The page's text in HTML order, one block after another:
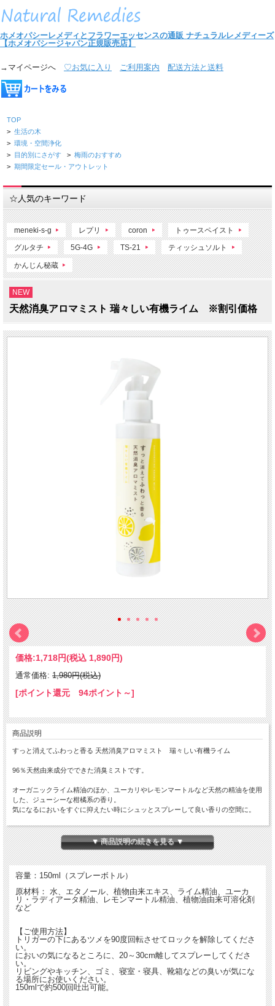
ホメオパシーレメディとフラワーエッセンスの通販 ナチュラルレメディーズ
【ホメオパシージャパン正規販売店】
→マイページへ ♡お気に入り ご利用案内 配送方法と送料
TOP
> 生活の木
> 環境・空間浄化
> 目的別にさがす > 梅雨のおすすめ
> 期間限定セール・アウトレット
☆人気のキーワード
meneki-s-g レプリ coron トゥースペイスト
グルタチ 5G-4G TS-21 ティッシュソルト
かんじん秘蔵
NEW
天然消臭アロマミスト 瑞々しい有機ライム ※割引価格
価格:1,718円(税込 1,890円)
通常価格: 1,980円(税込)
[ポイント還元 94ポイント～]
商品説明
すっと消えてふわっと香る 天然消臭アロマミスト 瑞々しい有機ライム
96％天然由来成分でできた消臭ミストです。
オーガニックライム精油のほか、ユーカリやレモンマートルなど天然の精油を使用
した、ジューシーな柑橘系の香り。
気になるにおいをすぐに抑えたい時にシュッとスプレーして良い香りの空間に。
リビングやキッチン、ゴミ、寝室・寝具、靴箱などのにおいが気になる場所にお使
いください。
衣類、ソファーやカーテン、洗えないぬいぐるみなどのピンポイント使いも可能で
す。
がありますので予め目立たない部分でお試しください。
☆フレッシュで甘すぎない柑橘系のとてもさわやかな香りで消臭効果があります。
（画像2番目）
▼ 商品説明の続きを見る ▼
容量：150ml（スプレーボトル）
原材料： 水、エタノール、植物由来エキス、ライム精油、ユーカ
リ・ラディアータ精油、レモンマートル精油、植物油由来可溶化剤
など
【ご使用方法】
トリガーの下にあるツメを90度回転させてロックを解除してくださ
い。
においの気になるところに、20～30cm離してスプレーしてくださ
い。
リビングやキッチン、ゴミ、寝室・寝具、靴箱などの臭いが気にな
る場所にお使いください。
150mlで約500回吐出可能。